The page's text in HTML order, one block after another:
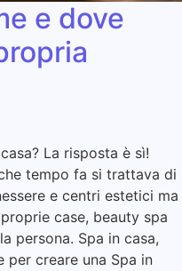
e dove
La risposta è sì!
tempo fa si trattava di
e centri estetici ma
case, beauty spa
persona. Spa in casa,
per creare una Spa in